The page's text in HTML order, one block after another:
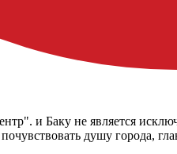
и Баку не является
душу города,